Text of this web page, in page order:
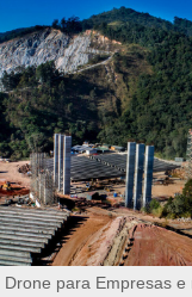
Drone para Empresas e